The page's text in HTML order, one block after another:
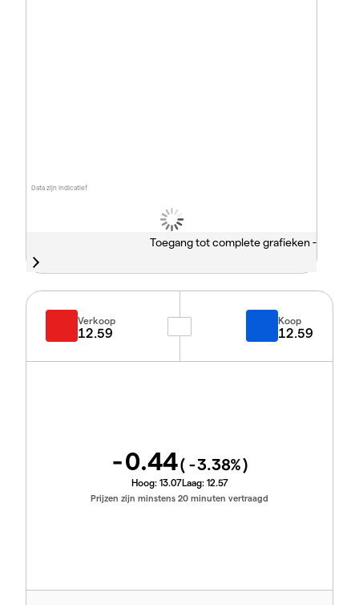
Data zijn indicatief
Toegang tot complete grafieken -
Verkoop
12.59
Koop
12.59
-0.44( -3.38%)
Hoog: 13.07Laag: 12.57
Prijzen zijn minstens 20 minuten vertraagd